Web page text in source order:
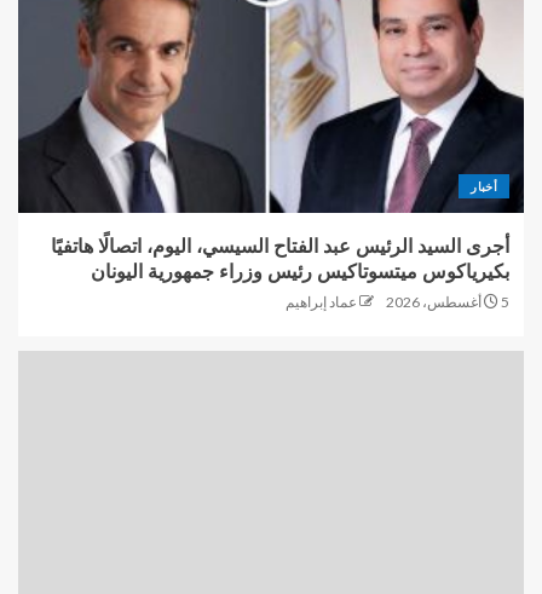
أخبار
أجرى السيد الرئيس عبد الفتاح السيسي، اليوم، اتصالًا هاتفيًا
بكيرياكوس ميتسوتاكيس رئيس وزراء جمهورية اليونان
5 أغسطس، 2026 عماد إبراهيم